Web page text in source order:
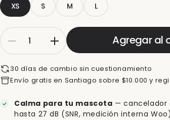
XS S M L
Agregar al
30 días de cambio sin cuestionamiento
Envío gratis en Santiago sobre $10.000 y
Calma para tu mascota — cancelador
hasta 27 dB (SNR, medición interna